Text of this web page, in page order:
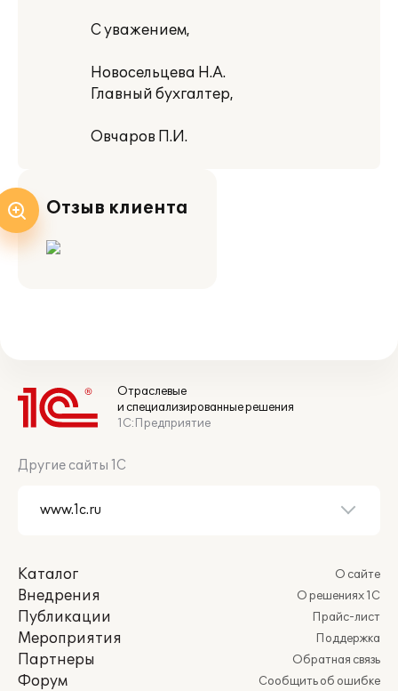
С уважением,
Новосельцева Н.А.
Главный бухгалтер,
Овчаров П.И.
Отзыв клиента
Отраслевые
и специализированные решения
1С:Предприятие
Другие сайты 1С
Каталог
Внедрения
Публикации
Мероприятия
Партнеры
Форум
О сайте
О решениях 1С
Прайс-лист
Поддержка
Обратная связь
Сообщить об ошибке